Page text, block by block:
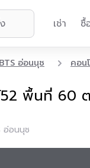
เช่า ซื้
BTS อ่อนนุช คอน
52 พื้นที่
อ่อนนุช